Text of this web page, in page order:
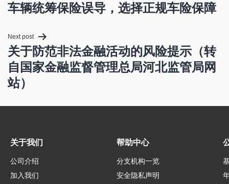
车辆统筹保险误导，选择正规车险保障
Next post
关于防范非法金融活动的风险提示（转
自国家金融监督管理总局河北监管局网
站）
关于我们
公司介绍
加入我们
帮助中心
分支机构一览
安全隐私声明